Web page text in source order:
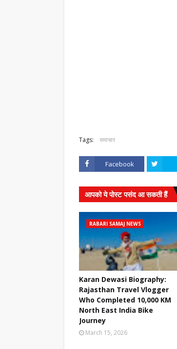
Tags: समाचार
Facebook
आपको ये पोस्ट पसंद आ सकती हैं
RABARI SAMAJ NEWS
Karan Dewasi Biography:
Rajasthan Travel Vlogger
Who Completed 10,000 KM
North East India Bike
Journey
March 15, 2026